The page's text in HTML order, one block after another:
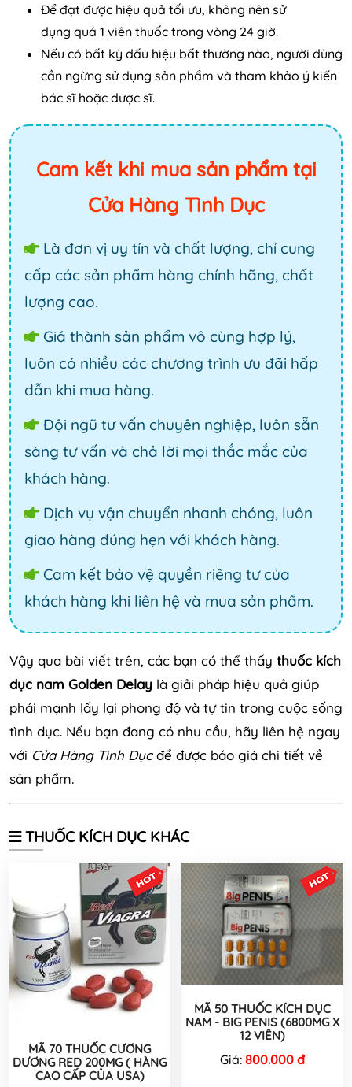
Để đạt được hiệu quả tối ưu, không nên sử
dụng quá 1 viên thuốc trong vòng 24 giờ.
Nếu có bất kỳ dấu hiệu bất thường nào, người dùng
cần ngừng sử dụng sản phẩm và tham khảo ý kiến
bác sĩ hoặc dược sĩ.
Cam kết khi mua sản phẩm tại
Cửa Hàng Tình Dục
Là đơn vị uy tín và chất lượng, chỉ cung
cấp các sản phẩm hàng chính hãng, chất
lượng cao.
Giá thành sản phẩm vô cùng hợp lý,
luôn có nhiều các chương trình ưu đãi hấp
dẫn khi mua hàng.
Đội ngũ tư vấn chuyên nghiệp, luôn sẵn
sàng tư vấn và chả lời mọi thắc mắc của
khách hàng.
Dịch vụ vận chuyển nhanh chóng, luôn
giao hàng đúng hẹn với khách hàng.
Cam kết bảo vệ quyền riêng tư của
khách hàng khi liên hệ và mua sản phẩm.
Vậy qua bài viết trên, các bạn có thể thấy thuốc kích
dục nam Golden Delay là giải pháp hiệu quả giúp
phái mạnh lấy lại phong độ và tự tin trong cuộc sống
tình dục. Nếu bạn đang có nhu cầu, hãy liên hệ ngay
với Cửa Hàng Tình Dụcđể được báo giá chi tiết về
sản phẩm.
THUỐC KÍCH DỤC KHÁC
MÃ 70 THUỐC CƯƠNG
DƯƠNG RED 200MG ( HÀNG
CAO CẤP CỦA USA)
MÃ 50 THUỐC KÍCH DỤC
NAM - BIG PENIS (6800MG X
12 VIÊN)
Giá: 800.000 đ